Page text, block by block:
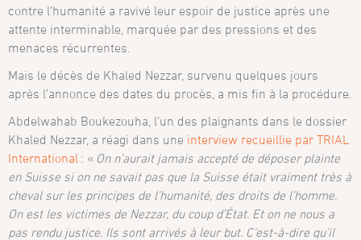
contre l’humanité a ravivé leur espoir de justice après une
attente interminable, marquée par des pressions et des
menaces récurrentes.
Mais le décès de Khaled Nezzar, survenu quelques jours
après l’annonce des dates du procès, a mis fin à la procédure.
Abdelwahab Boukezouha, l’un des plaignants dans le dossier
Khaled Nezzar, a réagi dans une interview recueillie par TRIAL
International : « On n’aurait jamais accepté de déposer plainte
en Suisse si on ne savait pas que la Suisse était vraiment très à
cheval sur les principes de l’humanité, des droits de l’homme.
On est les victimes de Nezzar, du coup d’État. Et on ne nous a
pas rendu justice. Ils sont arrivés à leur but. C’est-à-dire qu’il